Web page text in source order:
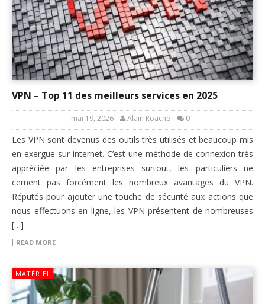
VPN – Top 11 des meilleurs services en 2025
mai 19, 2026 Alain Roache 0
Les VPN sont devenus des outils très utilisés et beaucoup mis
en exergue sur internet. C’est une méthode de connexion très
appréciée par les entreprises surtout, les particuliers ne
cernent pas forcément les nombreux avantages du VPN.
Réputés pour ajouter une touche de sécurité aux actions que
nous effectuons en ligne, les VPN présentent de nombreuses
[…]
READ MORE
MATÉRIEL